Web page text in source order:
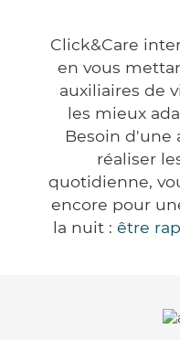
Click&Care
en vous
auxiliaires de
les mieux
Besoin d'une
réaliser
quotidienne,
encore pour
la nuit : être